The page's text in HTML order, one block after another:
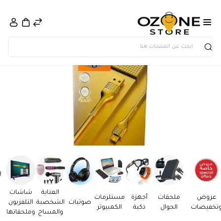
بحث
عروض
ملحقات
الجوال
أجهزة
ذكية
مستلزمات
الكمبيوتر
صوتيات
العناية
الشخصية
والمساج
شاشات
التلفزيون
وملحقاتها